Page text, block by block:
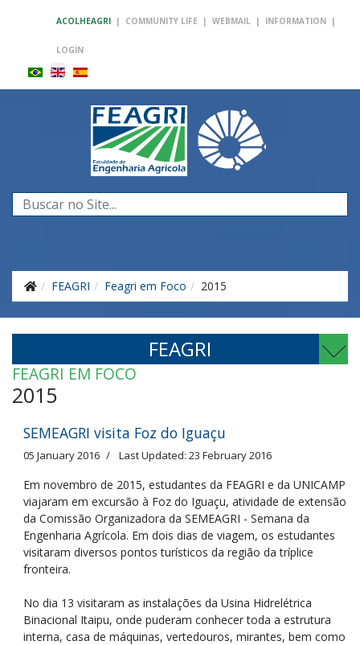
ACOLHEAGRI | COMMUNITY LIFE | WEBMAIL | INFORMATION |
LOGIN
Search
...
FEAGRI Feagri em Foco 2015
FEAGRI
FEAGRI EM FOCO
2015
SEMEAGRI visita Foz do Iguaçu
05 January 2016 Last Updated: 23 February 2016
Em novembro de 2015, estudantes da FEAGRI e da UNICAMP
viajaram em excursão à Foz do Iguaçu, atividade de extensão
da Comissão Organizadora da SEMEAGRI - Semana da
Engenharia Agrícola. Em dois dias de viagem, os estudantes
visitaram diversos pontos turísticos da região da tríplice
fronteira.
No dia 13 visitaram as instalações da Usina Hidrelétrica
Binacional Itaipu, onde puderam conhecer toda a estrutura
interna, casa de máquinas, vertedouros, mirantes, bem como